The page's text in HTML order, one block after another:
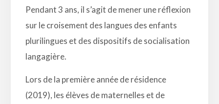
Pendant 3 ans, il s’agit de mener une réflexion
sur le croisement des langues des enfants
plurilingues et des dispositifs de socialisation
langagière.
Lors de la première année de résidence
(2019), les élèves de maternelles et de